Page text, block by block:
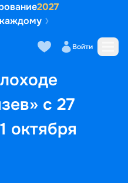
2027
Войти
с 27
октября
Маршрут и